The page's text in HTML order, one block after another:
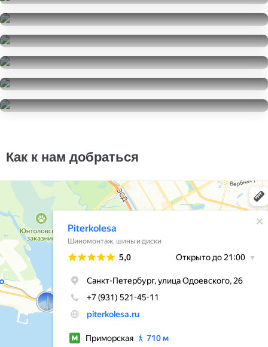
185/65R15
5000
за 2 шт.
185/65R15
10000
за 4 шт.
185/65R15
16000
за 4 шт.
185/65R15
7500
за 2 шт.
185/65R15
Как к нам добраться